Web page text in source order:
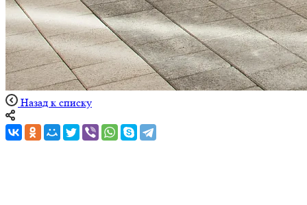
Назад к списку